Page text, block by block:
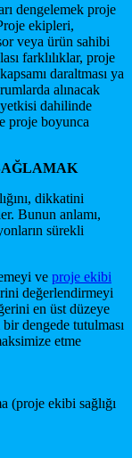
dengelemek proje
ekipleri,
veya ürün sahibi
farklılıklar, proje
daraltması ya
alınacak
yetkisi dahilinde
proje boyunca
dikkatini
Bunun anlamı,
sürekli
ve proje ekibi
değerlendirmeyi
en üst düzeye
dengede tutulması
etme
(proje ekibi sağlığı